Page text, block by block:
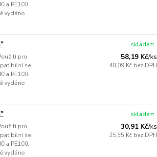
a PE100.
vydáno
pro
se
a PE100.
vydáno
58,19 Kč/ks
48,09 Kč bez DPH
skladem
pro
se
a PE100.
vydáno
30,91 Kč/ks
25,55 Kč bez DPH
skladem